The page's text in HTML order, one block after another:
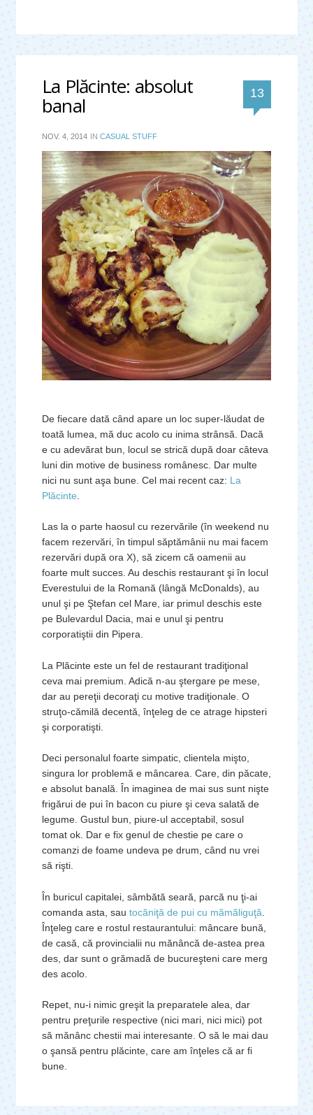
La Plăcinte: absolut
banal 13
NOV. 4, 2014 IN CASUAL STUFF
De fiecare dată când apare un loc super-lăudat de
toată lumea, mă duc acolo cu inima strânsă. Dacă
e cu adevărat bun, locul se strică după doar câteva
luni din motive de business românesc. Dar multe
nici nu sunt aşa bune. Cel mai recent caz:
La
Plăcinte
Las la o parte haosul cu rezervările (în weekend nu
facem rezervări, în timpul săptămânii nu mai facem
rezervări după ora X), să zicem că oamenii au
foarte mult succes. Au deschis restaurant şi în locul
Everestului de la Romană (lângă McDonalds), au
unul şi pe Ştefan cel Mare, iar primul deschis este
pe Bulevardul Dacia, mai e unul şi pentru
corporatiştii din Pipera.
La Plăcinte este un fel de restaurant tradiţional
ceva mai premium. Adică n-au ştergare pe mese,
dar au pereţii decoraţi cu motive tradiţionale. O
struţo-cămilă decentă, înţeleg de ce atrage hipsteri
şi corporatişti.
Deci personalul foarte simpatic, clientela mişto,
singura lor problemă e mâncarea. Care, din păcate,
e absolut banală. În imaginea de mai sus sunt nişte
frigărui de pui în bacon cu piure şi ceva salată de
legume. Gustul bun, piure-ul acceptabil, sosul
tomat ok. Dar e fix genul de chestie pe care o
comanzi de foame undeva pe drum, când nu vrei
să rişti.
În buricul capitalei, sâmbătă seară, parcă nu ţi-ai
comanda asta, sau tocăniţă de pui cu mămăliguţă
Înţeleg care e rostul restaurantului: mâncare bună,
de casă, că provincialii nu mănâncă de-astea prea
des, dar sunt o grămadă de bucureşteni care merg
des acolo.
Repet, nu-i nimic greşit la preparatele alea, dar
pentru preţurile respective (nici mari, nici mici) pot
să mănânc chestii mai interesante. O să le mai dau
o şansă pentru plăcinte, care am înţeles că ar fi
bune.